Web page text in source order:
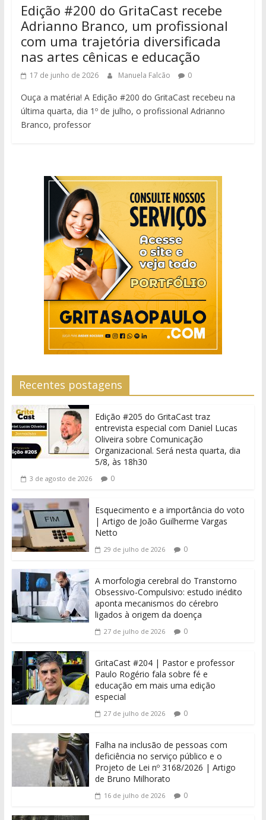
Edição #200 do GritaCast recebe
Adrianno Branco, um profissional
com uma trajetória diversificada
nas artes cênicas e educação
17 de junho de 2026 Manuela Falcão 0
Ouça a matéria! A Edição #200 do GritaCast recebeu na
última quarta, dia 1º de julho, o profissional Adrianno
Branco, professor
Recentes postagens
Edição #205 do GritaCast traz
entrevista especial com Daniel Lucas
Oliveira sobre Comunicação
Organizacional. Será nesta quarta, dia
5/8, às 18h30
3 de agosto de 2026 0
Esquecimento e a importância do voto
| Artigo de João Guilherme Vargas
Netto
29 de julho de 2026 0
A morfologia cerebral do Transtorno
Obsessivo-Compulsivo: estudo inédito
aponta mecanismos do cérebro
ligados à origem da doença
27 de julho de 2026 0
GritaCast #204 | Pastor e professor
Paulo Rogério fala sobre fé e
educação em mais uma edição
especial
27 de julho de 2026 0
Falha na inclusão de pessoas com
deficiência no serviço público e o
Projeto de Lei nº 3168/2026 | Artigo
de Bruno Milhorato
16 de julho de 2026 0